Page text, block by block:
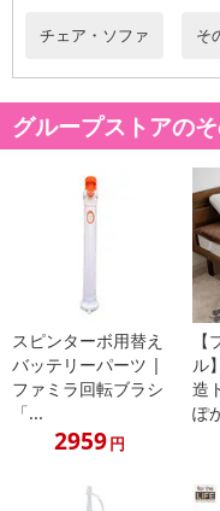
は回転式です。足を乗せら
は、固定脚に取り替え可能
キッチン以外に、リモー
や、カウンタースツールと
・原産国（最終加工地）：
・原材料/材質/素材：ス
・商品カラー：ブラック
・商品サイズ：約幅44×奥
33.5cm、座面高さ：約54-
・商品重量：約5.2kg
・その他商品仕様：耐荷
注意事項
チェア・ソファ そ
グループストアの
スピンターボ用替え
バッテリーパーツ |
ファミラ回転ブラシ
「...
2959円
ル
造
ぽ